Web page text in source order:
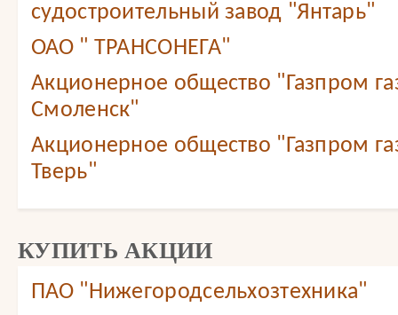
судостроительный завод "Янтарь"
ОАО " ТРАНСОНЕГА"
Акционерное общество "Газпром
Смоленск"
Акционерное общество "Газпром
Тверь"
КУПИТЬ АКЦИИ
ПАО "Нижегородсельхозтехника"